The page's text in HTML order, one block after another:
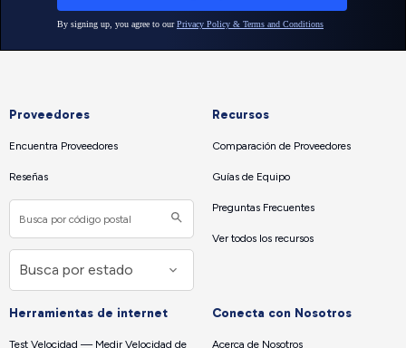
Proveedores
Encuentra Proveedores
Reseñas
Recursos
Comparación de Proveedores
Guías de Equipo
Preguntas Frecuentes
Ver todos los recursos
Herramientas de internet
Test Velocidad — Medir Velocidad de
Conecta con Nosotros
Acerca de Nosotros